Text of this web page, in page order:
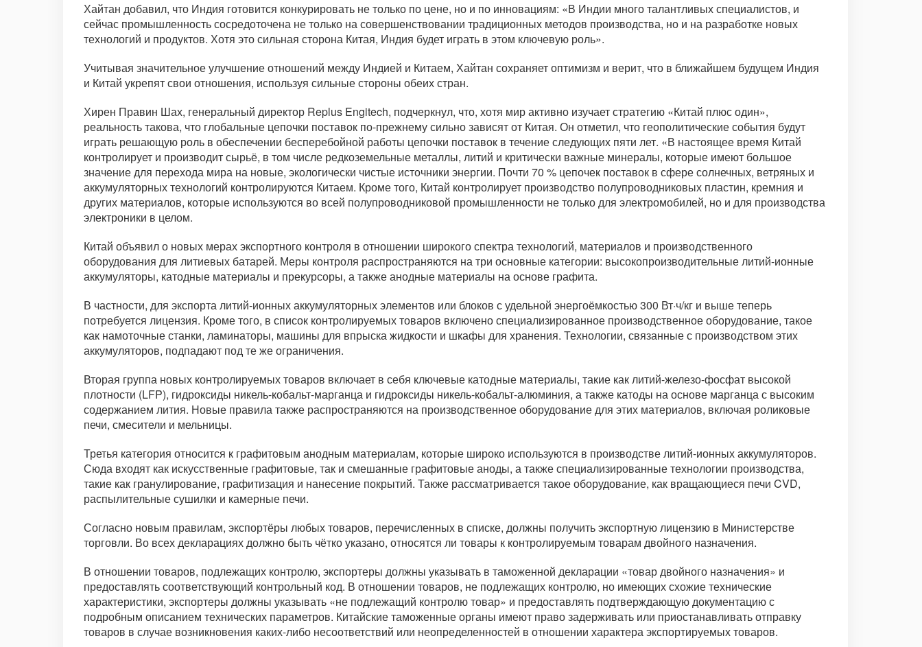
Хайтан добавил, что Индия готовится конкурировать не только по цене, но и по инновациям: «В Индии много талантливых специалистов, и
сейчас промышленность сосредоточена не только на совершенствовании традиционных методов производства, но и на разработке новых
технологий и продуктов. Хотя это сильная сторона Китая, Индия будет играть в этом ключевую роль».
Учитывая значительное улучшение отношений между Индией и Китаем, Хайтан сохраняет оптимизм и верит, что в ближайшем будущем Индия
и Китай укрепят свои отношения, используя сильные стороны обеих стран.
Хирен Правин Шах, генеральный директор Replus Engitech, подчеркнул, что, хотя мир активно изучает стратегию «Китай плюс один»,
реальность такова, что глобальные цепочки поставок по-прежнему сильно зависят от Китая. Он отметил, что геополитические события будут
играть решающую роль в обеспечении бесперебойной работы цепочки поставок в течение следующих пяти лет. «В настоящее время Китай
контролирует и производит сырьё, в том числе редкоземельные металлы, литий и критически важные минералы, которые имеют большое
значение для перехода мира на новые, экологически чистые источники энергии. Почти 70 % цепочек поставок в сфере солнечных, ветряных и
аккумуляторных технологий контролируются Китаем. Кроме того, Китай контролирует производство полупроводниковых пластин, кремния и
других материалов, которые используются во всей полупроводниковой промышленности не только для электромобилей, но и для производства
электроники в целом.
Китай объявил о новых мерах экспортного контроля в отношении широкого спектра технологий, материалов и производственного
оборудования для литиевых батарей. Меры контроля распространяются на три основные категории: высокопроизводительные литий-ионные
аккумуляторы, катодные материалы и прекурсоры, а также анодные материалы на основе графита.
В частности, для экспорта литий-ионных аккумуляторных элементов или блоков с удельной энергоёмкостью 300 Вт·ч/кг и выше теперь
потребуется лицензия. Кроме того, в список контролируемых товаров включено специализированное производственное оборудование, такое
как намоточные станки, ламинаторы, машины для впрыска жидкости и шкафы для хранения. Технологии, связанные с производством этих
аккумуляторов, подпадают под те же ограничения.
Вторая группа новых контролируемых товаров включает в себя ключевые катодные материалы, такие как литий-железо-фосфат высокой
плотности (LFP), гидроксиды никель-кобальт-марганца и гидроксиды никель-кобальт-алюминия, а также катоды на основе марганца с высоким
содержанием лития. Новые правила также распространяются на производственное оборудование для этих материалов, включая роликовые
печи, смесители и мельницы.
Третья категория относится к графитовым анодным материалам, которые широко используются в производстве литий-ионных аккумуляторов.
Сюда входят как искусственные графитовые, так и смешанные графитовые аноды, а также специализированные технологии производства,
такие как гранулирование, графитизация и нанесение покрытий. Также рассматривается такое оборудование, как вращающиеся печи CVD,
распылительные сушилки и камерные печи.
Согласно новым правилам, экспортёры любых товаров, перечисленных в списке, должны получить экспортную лицензию в Министерстве
торговли. Во всех декларациях должно быть чётко указано, относятся ли товары к контролируемым товарам двойного назначения.
В отношении товаров, подлежащих контролю, экспортеры должны указывать в таможенной декларации «товар двойного назначения» и
предоставлять соответствующий контрольный код. В отношении товаров, не подлежащих контролю, но имеющих схожие технические
характеристики, экспортеры должны указывать «не подлежащий контролю товар» и предоставлять подтверждающую документацию с
подробным описанием технических параметров. Китайские таможенные органы имеют право задерживать или приостанавливать отправку
товаров в случае возникновения каких-либо несоответствий или неопределенностей в отношении характера экспортируемых товаров.